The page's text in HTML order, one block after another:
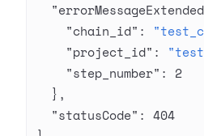
    "chain_id"
:
    "project_id"
:
    "step_number"
: 2
  },
  "statusCode"
: 404